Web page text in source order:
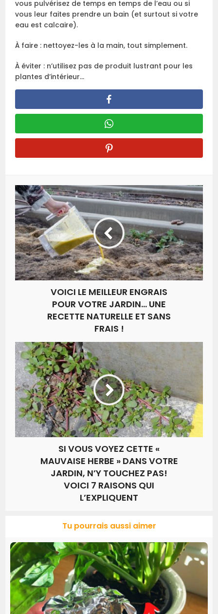
vous pulvérisez de temps en temps de l’eau ou si
vous leur faites prendre un bain (et surtout si votre
eau est calcaire).
À faire : nettoyez-les à la main, tout simplement.
À éviter : n’utilisez pas de produit lustrant pour les
plantes d’intérieur…
VOICI LE MEILLEUR ENGRAIS
POUR VOTRE JARDIN… UNE
RECETTE NATURELLE ET SANS
FRAIS !
SI VOUS VOYEZ CETTE «
MAUVAISE HERBE » DANS VOTRE
JARDIN, N’Y TOUCHEZ PAS!
VOICI 7 RAISONS QUI
L’EXPLIQUENT
Tu pourrais aussi aimer